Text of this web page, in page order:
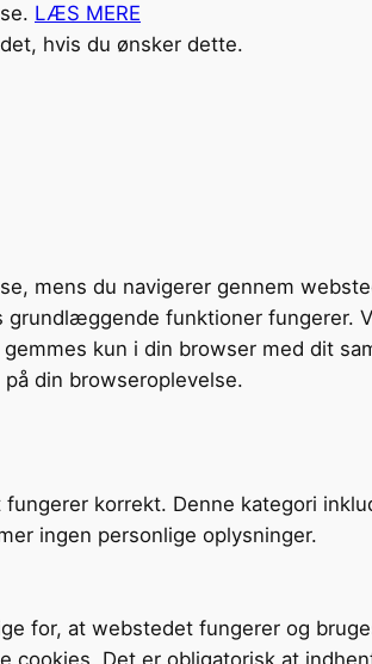
LÆS MERE
hvis du ønsker dette.
mens du navigerer gennem
funktioner fungerer.
kun i din browser med dit
din browseroplevelse.
korrekt. Denne kategori
ingen personlige oplysninger.
for, at webstedet fungerer og